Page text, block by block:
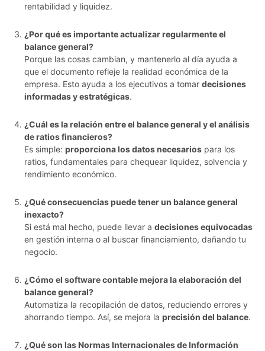
rentabilidad y liquidez.
¿Por qué es importante actualizar regularmente el
balance general?
Porque las cosas cambian, y mantenerlo al día ayuda a
que el documento refleje la realidad económica de la
empresa. Esto ayuda a los ejecutivos a tomar decisiones
informadas y estratégicas.
¿Cuál es la relación entre el balance general y el análisis
de ratios financieros?
Es simple: proporciona los datos necesarios para los
ratios, fundamentales para chequear liquidez, solvencia y
rendimiento económico.
¿Qué consecuencias puede tener un balance general
inexacto?
Si está mal hecho, puede llevar a decisiones equivocadas
en gestión interna o al buscar financiamiento, dañando tu
negocio.
¿Cómo el software contable mejora la elaboración del
balance general?
Automatiza la recopilación de datos, reduciendo errores y
ahorrando tiempo. Así, se mejora la precisión del balance.
¿Qué son las Normas Internacionales de Información